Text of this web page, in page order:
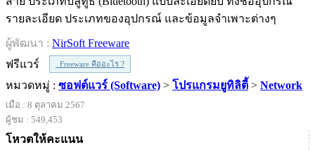
รายละเอียด ประเภทของอุปกรณ์ และข้อมูลจำเพาะต่างๆ
ผู้พัฒนา : NirSoft Freeware
ฟรีแวร์
Freeware คืออะไร ?
หมวดหมู่ : ซอฟต์แวร์ (Software) > โปรแกรมยูทิลิตี้ > Network
เมื่อ : 8 ตุลาคม 2567
ผู้ชม : 549,453
โหวตให้คะแนน